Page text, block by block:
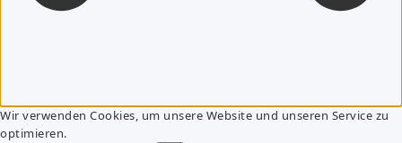
Wir verwenden Cookies, um unsere Website und unseren Service zu
optimieren.